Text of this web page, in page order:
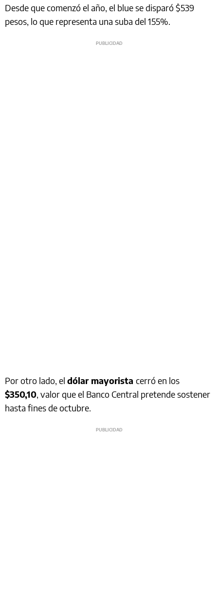
Desde que comenzó el año, el blue se disparó $539
pesos, lo que representa una suba del 155%.
Por otro lado, el dólar mayorista cerró en los
$350,10, valor que el Banco Central pretende sostener
hasta fines de octubre.